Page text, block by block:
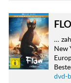
…
New
dvd-